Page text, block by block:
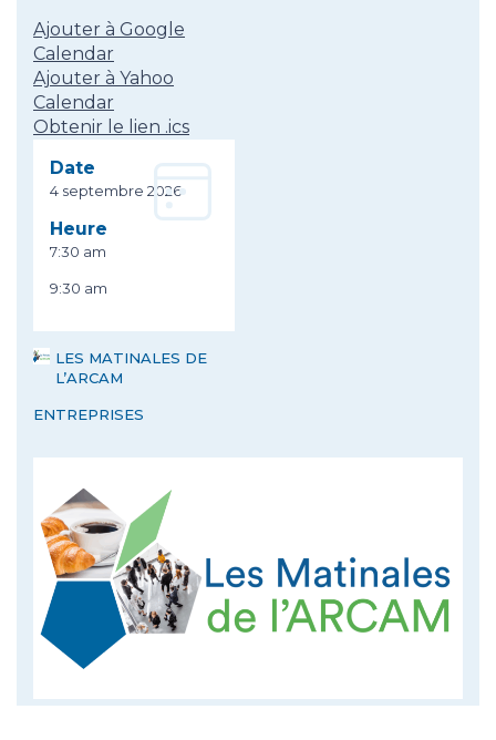
Ajouter à Google
Calendar
Ajouter à Yahoo
Calendar
Obtenir le lien .ics
Date
4 septembre 2026
Heure
7:30 am
9:30 am
LES MATINALES DE
L’ARCAM
ENTREPRISES